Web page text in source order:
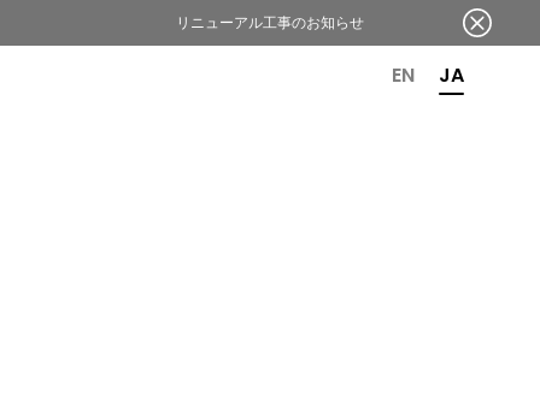
EN JA
リニューアル工事のお知らせ
OR 6TH ANNIVERSARY